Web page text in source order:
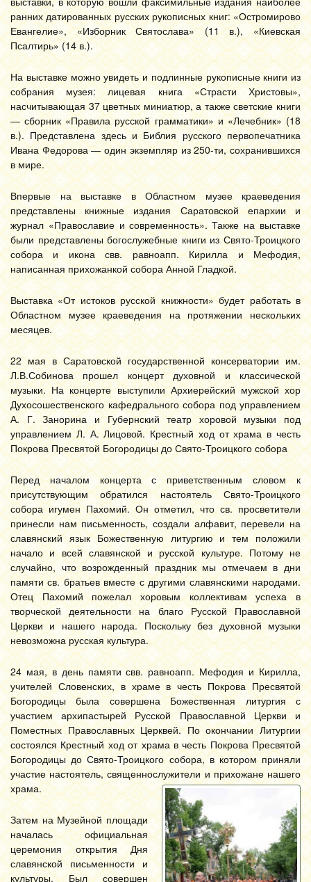
ранних датированных русских рукописных книг: «Остромирово
Евангелие», «Изборник Святослава» (11 в.), «Киевская
Псалтирь» (14 в.).
На выставке можно увидеть и подлинные рукописные книги из
собрания музея: лицевая книга «Страсти Христовы»,
насчитывающая 37 цветных миниатюр, а также светские книги
— сборник «Правила русской грамматики» и «Лечебник» (18
в.). Представлена здесь и Библия русского первопечатника
Ивана Федорова — один экземпляр из 250-ти, сохранившихся
в мире.
Впервые на выставке в Областном музее краеведения
представлены книжные издания Саратовской епархии и
журнал «Православие и современность». Также на выставке
были представлены богослужебные книги из Свято-Троицкого
собора и икона свв. равноапп. Кирилла и Мефодия,
написанная прихожанкой собора Анной Гладкой.
Выставка «От истоков русской книжности» будет работать в
Областном музее краеведения на протяжении нескольких
месяцев.
22 мая в Саратовской государственной консерватории им.
Л.В.Собинова прошел концерт духовной и классической
музыки. На концерте выступили Архиерейский мужской хор
Духосошественского кафедрального собора под управлением
А. Г. Занорина и Губернский театр хоровой музыки под
управлением Л. А. Лицовой. Крестный ход от храма в честь
Покрова Пресвятой Богородицы до Свято-Троицкого собора
Перед началом концерта с приветственным словом к
присутствующим обратился настоятель Свято-Троицкого
собора игумен Пахомий. Он отметил, что св. просветители
принесли нам письменность, создали алфавит, перевели на
славянский язык Божественную литургию и тем положили
начало и всей славянской и русской культуре. Потому не
случайно, что возрожденный праздник мы отмечаем в дни
памяти св. братьев вместе с другими славянскими народами.
Отец Пахомий пожелал хоровым коллективам успеха в
творческой деятельности на благо Русской Православной
Церкви и нашего народа. Поскольку без духовной музыки
невозможна русская культура.
24 мая, в день памяти свв. равноапп. Мефодия и Кирилла,
учителей Словенских, в храме в честь Покрова Пресвятой
Богородицы была совершена Божественная литургия с
участием архипастырей Русской Православной Церкви и
Поместных Православных Церквей. По окончании Литургии
состоялся Крестный ход от храма в честь Покрова Пресвятой
Богородицы до Свято-Троицкого собора, в котором приняли
участие настоятель, священнослужители и прихожане нашего
храма.
Затем на Музейной площади
началась официальная
церемония открытия Дня
славянской письменности и
культуры. Был совершен